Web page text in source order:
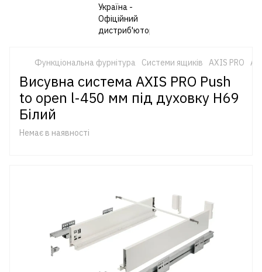
Функціональна фурнітура Системи ящиків AXIS PRO
Висувна система AXIS PRO Push
to open l-450 мм під духовку H69
Білий
Немає в наявності